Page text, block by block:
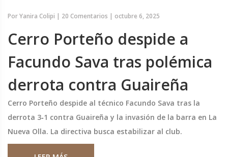
PorYanira Colipi | 20 Comentarios | octubre 6, 2025
Cerro Porteño despide a
Facundo Sava tras polémica
derrota contra Guaireña
Cerro Porteño despide al técnico Facundo Sava tras la
derrota 3‑1 contra Guaireña y la invasión de la barra en La
Nueva Olla. La directiva busca estabilizar al club.